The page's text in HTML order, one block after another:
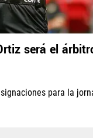
será el
para la